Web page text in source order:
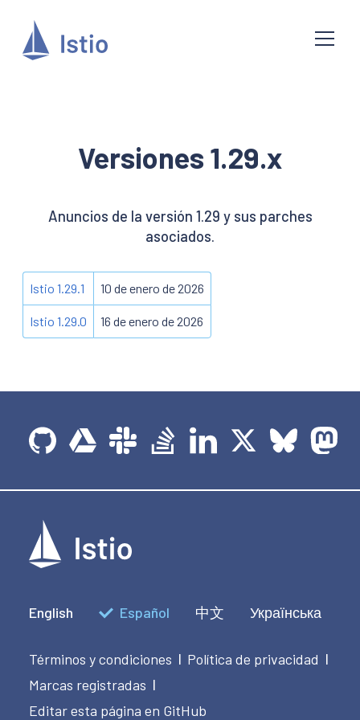
Versiones 1.29.x
Anuncios de la versión 1.29 y sus parches
asociados.
Istio 1.29.1 10 de enero de 2026
Istio 1.29.0 16 de enero de 2026
English Español 中文 Українська
Términos y condiciones | Política de privacidad |
Marcas registradas |
Editar esta página en GitHub